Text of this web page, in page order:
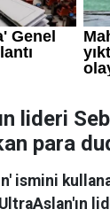
lideri
para
ismini